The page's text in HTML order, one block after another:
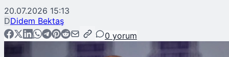
20.07.2026 15:13
DDidem Bektaş
0 yorum